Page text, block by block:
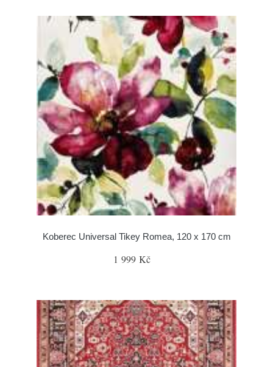
Koberec Universal Tikey Romea, 120 x 170 cm
1 999 Kč